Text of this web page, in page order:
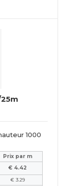
1000
Prix par m
€ 4.42
€ 3.29